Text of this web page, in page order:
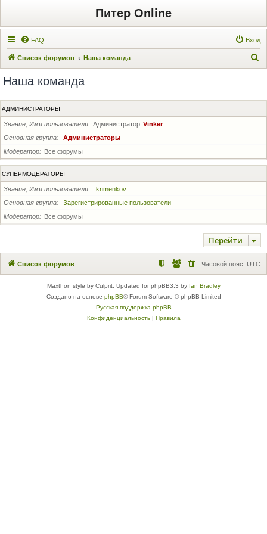
Питер Online
FAQ Вход
Список форумов Наша команда
с
Наша команда
АДМИНИСТРАТОРЫ
Звание, Имя пользователя Администратор Vinker
Основная группа
Администраторы
Модератор
Все форумы
СУПЕРМОДЕРАТОРЫ
Звание, Имя пользователя
krimenkov
Основная группа
Зарегистрированные пользователи
Модератор
Все форумы
Перейти
Список форумов Часовой пояс: UTC
Maxthon style by Culprit. Updated for phpBB3.3 by Ian Bradley
Создано на основе phpBB® Forum Software © phpBB Limited
Русская поддержка phpBB
Конфиденциальность| Правила